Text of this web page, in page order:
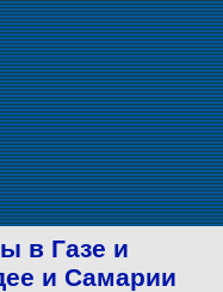
в Газе и
и Самарии